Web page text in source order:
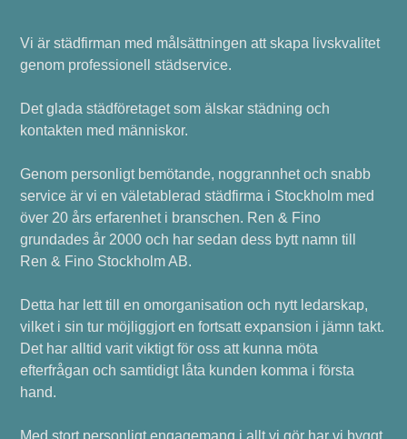
Vi är städfirman med målsättningen att skapa livskvalitet
genom professionell städservice.
Det glada städföretaget som älskar städning och
kontakten med människor.
Genom personligt bemötande, noggrannhet och snabb
service är vi en väletablerad städfirma i Stockholm med
över 20 års erfarenhet i branschen. Ren & Fino
grundades år 2000 och har sedan dess bytt namn till
Ren & Fino Stockholm AB.
Detta har lett till en omorganisation och nytt ledarskap,
vilket i sin tur möjliggjort en fortsatt expansion i jämn takt.
Det har alltid varit viktigt för oss att kunna möta
efterfrågan och samtidigt låta kunden komma i första
hand.